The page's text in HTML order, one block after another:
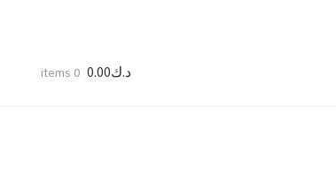
د.ك0.00
0 items